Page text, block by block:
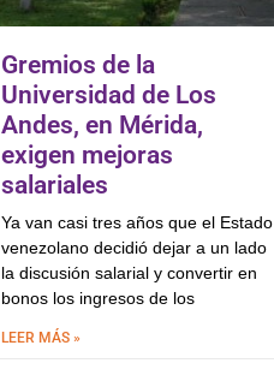
Gremios de la
Universidad de Los
Andes, en Mérida,
exigen mejoras
salariales
Ya van casi tres años que el Estado
venezolano decidió dejar a un lado
la discusión salarial y convertir en
bonos los ingresos de los
LEER MÁS »